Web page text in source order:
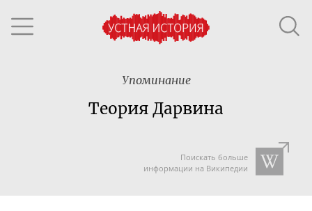
Упоминание
Теория Дарвина
Поискать больше
информации на Википедии